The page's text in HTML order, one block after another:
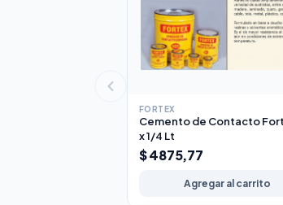
FORTEX
Cemento de Contacto
x 1/4 Lt
$ 4875,77
Agregar al carrito